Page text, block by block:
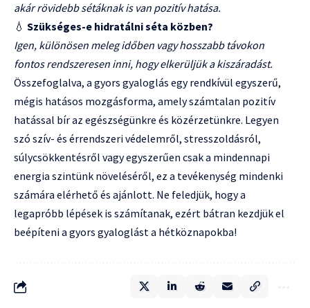
akár rövidebb sétáknak is van pozitív hatása.
💧 Szükséges-e hidratálni séta közben?
Igen, különösen meleg időben vagy hosszabb távokon
fontos rendszeresen inni, hogy elkerüljük a kiszáradást.
Összefoglalva, a gyors gyaloglás egy rendkívül egyszerű,
mégis hatásos mozgásforma, amely számtalan pozitív
hatással bír az egészségünkre és közérzetünkre. Legyen
szó szív- és érrendszeri védelemről, stresszoldásról,
súlycsökkentésről vagy egyszerűen csak a mindennapi
energia szintünk növeléséről, ez a tevékenység mindenki
számára elérhető és ajánlott. Ne feledjük, hogy a
legapróbb lépések is számítanak, ezért bátran kezdjük el
beépíteni a gyors gyaloglást a hétköznapokba!